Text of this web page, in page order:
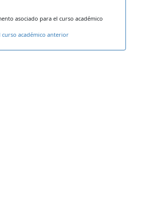
asociado para el curso académico
académico anterior